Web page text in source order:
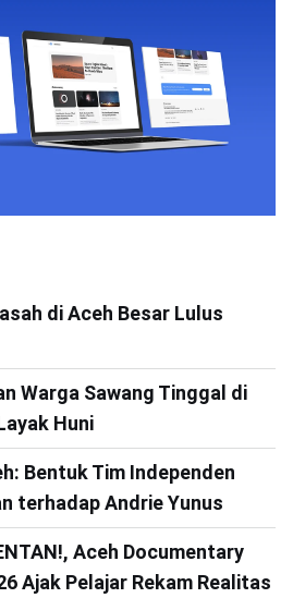
di Aceh Besar Lulus
Warga Sawang Tinggal di
Huni
Bentuk Tim Independen
terhadap Andrie Yunus
Aceh Documentary
Ajak Pelajar Rekam Realitas